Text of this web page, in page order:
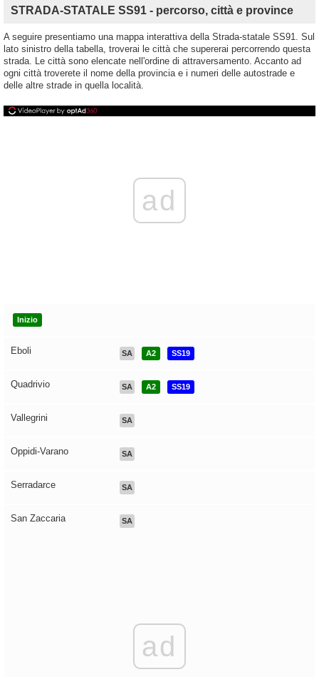
STRADA-STATALE SS91 - percorso, città e province
A seguire presentiamo una mappa interattiva della Strada-statale SS91. Sul
lato sinistro della tabella, troverai le città che supererai percorrendo questa
strada. Le città sono elencate nell'ordine di attraversamento. Accanto ad
ogni città troverete il nome della provincia e i numeri delle autostrade e
delle altre strade in quella località.
ad
Inizio
Eboli SA A2 SS19
Quadrivio SA A2 SS19
Vallegrini SA
Oppidi-Varano SA
Serradarce SA
San Zaccaria SA
ad